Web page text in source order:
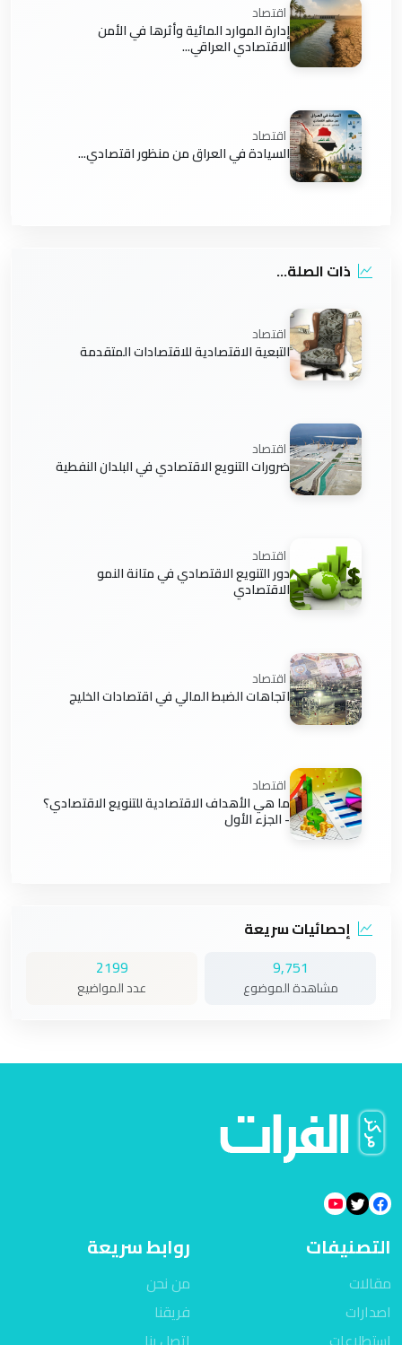
اقتصاد
إدارة الموارد المائية وأثرها في الأمن
الاقتصادي العراقي...
اقتصاد
السيادة في العراق من منظور اقتصادي...
ذات الصلة...
اقتصاد
التبعية الاقتصادية للاقتصادات المتقدمة
اقتصاد
ضرورات التنويع الاقتصادي في البلدان النفطية
اقتصاد
دور التنويع الاقتصادي في متانة النمو
الاقتصادي
اقتصاد
اتجاهات الضبط المالي في اقتصادات الخليج
اقتصاد
ما هي الأهداف الاقتصادية للتنويع الاقتصادي؟
- الجزء الأول
إحصائيات سريعة
9,751
مشاهدة الموضوع
2199
عدد المواضيع
التصنيفات
مقالات
اصدارات
روابط سريعة
من نحن
فريقنا